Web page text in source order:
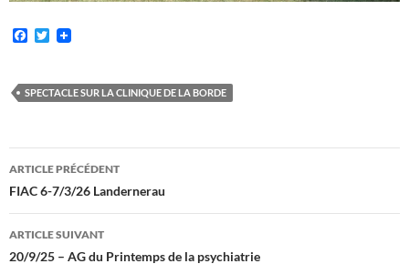
F
b
o
T
t
e
SPECTACLE SUR LA CLINIQUE DE LA BORDE
Navigation
des
articles
ARTICLE PRÉCÉDENT
FIAC 6-7/3/26 Landernerau
ARTICLE SUIVANT
20/9/25 – AG du Printemps de la psychiatrie